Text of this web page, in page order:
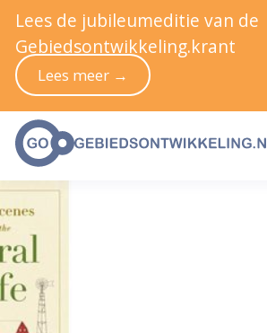
Lees de jubileumeditie van de
Gebiedsontwikkeling.krant
Lees meer →